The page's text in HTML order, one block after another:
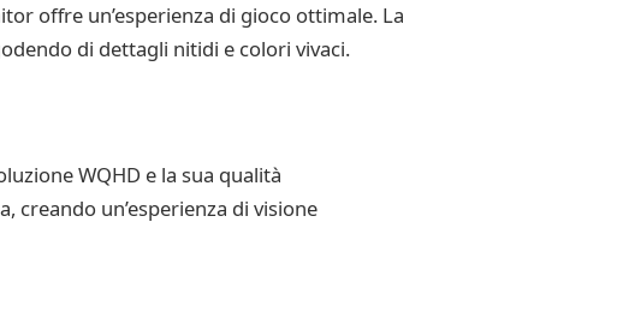
offre un’esperienza di gioco ottimale. La
di dettagli nitidi e colori vivaci.
WQHD e la sua qualità
un’esperienza di visione